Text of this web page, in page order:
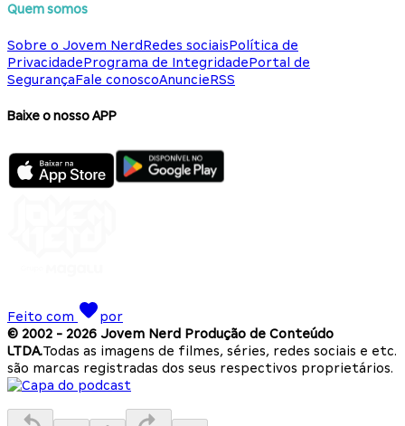
Quem somos
Sobre o Jovem NerdRedes sociaisPolítica de
PrivacidadePrograma de IntegridadePortal de
SegurançaFale conoscoAnuncieRSS
Baixe o nosso APP
Feito com
por
© 2002 - 2026 Jovem Nerd Produção de Conteúdo
LTDA.Todas as imagens de filmes, séries, redes sociais e etc.
são marcas registradas dos seus respectivos proprietários.